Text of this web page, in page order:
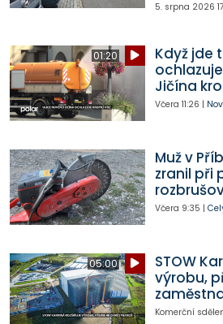
5. srpna 2026
01:20
Když jde
Jičína
Včera 11:26 |
Muž v
zranil při
Včera 9:35 |
05:00
STOW
výrobu,
Komerční